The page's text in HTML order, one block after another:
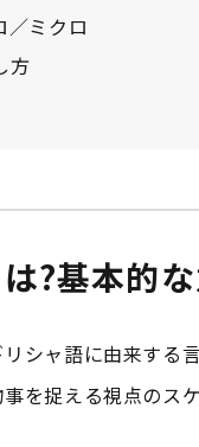
／ミクロ
方
?基本的
シャ語に由来する
を捉える視点のス